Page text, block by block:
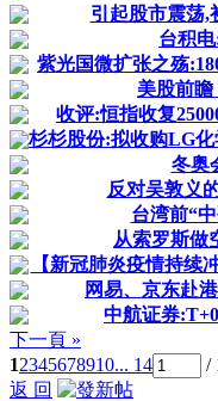
引起股市震荡,
台积
紫光国微扩张之殇
美股前
收评:恒指收复
杉杉股份:拟收购LG
冬奥
反对吴敦义
台湾前“
从索罗斯做
【新冠肺炎疫情持续
网易、京东赴
中航证券
下一頁 »
12345678910... 14 /
返 回